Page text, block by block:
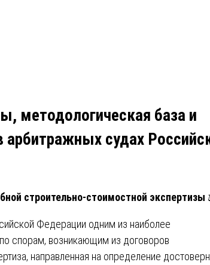
методологическая база и
судах
строительно-стоимостной экспертизы
Федерации одним из наиболее
спорам, возникающим из договоров
направленная на определение